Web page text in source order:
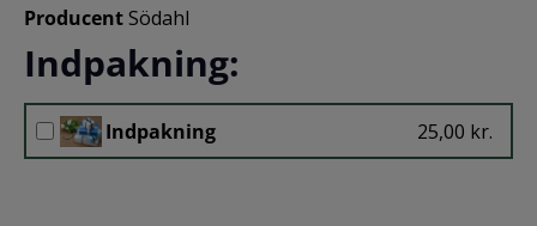
ProducentSödahl
Indpakning:
Indpakning 25,00 kr.